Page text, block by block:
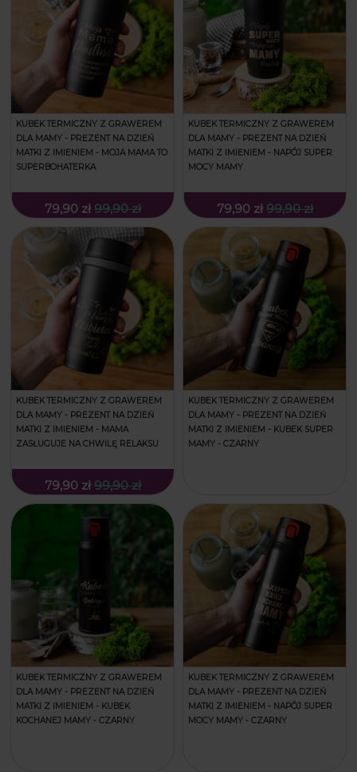
KUBEK TERMICZNY Z GRAWEREM
DLA MAMY - PREZENT NA DZIEŃ
MATKI Z IMIENIEM - MOJA MAMA TO
SUPERBOHATERKA
79,90 zł 99,90 zł
KUBEK TERMICZNY Z GRAWEREM
DLA MAMY - PREZENT NA DZIEŃ
MATKI Z IMIENIEM - NAPÓJ SUPER
MOCY MAMY
79,90 zł 99,90 zł
KUBEK TERMICZNY Z GRAWEREM
DLA MAMY - PREZENT NA DZIEŃ
MATKI Z IMIENIEM - MAMA
ZASŁUGUJE NA CHWILĘ RELAKSU
79,90 zł 99,90 zł
KUBEK TERMICZNY Z GRAWEREM
DLA MAMY - PREZENT NA DZIEŃ
MATKI Z IMIENIEM - KUBEK SUPER
MAMY - CZARNY
KUBEK TERMICZNY Z GRAWEREM
DLA MAMY - PREZENT NA DZIEŃ
MATKI Z IMIENIEM - KUBEK
KOCHANEJ MAMY - CZARNY
KUBEK TERMICZNY Z GRAWEREM
DLA MAMY - PREZENT NA DZIEŃ
MATKI Z IMIENIEM - NAPÓJ SUPER
MOCY MAMY - CZARNY